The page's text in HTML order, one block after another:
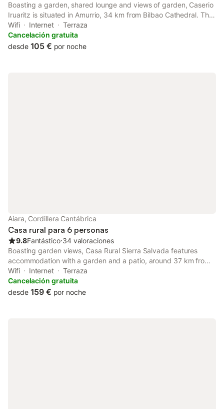
Boasting a garden, shared lounge and views of garden, Caserio
Iruaritz is situated in Amurrio, 34 km from Bilbao Cathedral. This
country house provides free private parking and room service.
Wifi Internet
Terraza
Cancelación gratuita
desde 105 € por noche
Aiara, Cordillera Cantábrica
Casa rural para 6 personas
9.8Fantástico⋅34 valoraciones
Boasting garden views, Casa Rural Sierra Salvada features
accommodation with a garden and a patio, around 37 km from
Bilbao Cathedral. This property offers access to a balcony, free
private parking and free WiFi.
Wifi Internet
Terraza
Cancelación gratuita
desde 159 € por noche